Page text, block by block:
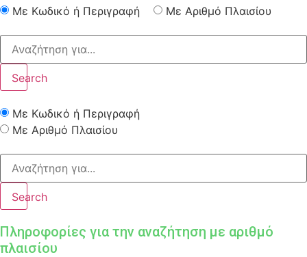
Με Κωδικό ή Περιγραφή Με Αριθμό Πλαισίου
Search
Με Κωδικό ή Περιγραφή
Με Αριθμό Πλαισίου
Search
Πληροφορίες για την αναζήτηση με αριθμό
πλαισίου